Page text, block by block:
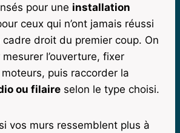
pour une installation
ceux qui n’ont jamais réussi
cadre droit du premier coup. On
l’ouverture, fixer
puis raccorder la
ou filaire selon le type choisi.
vos murs ressemblent plus à